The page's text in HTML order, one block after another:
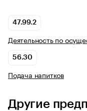
47.99.2
Деятельность по
56.30
Подача напитков
Другие